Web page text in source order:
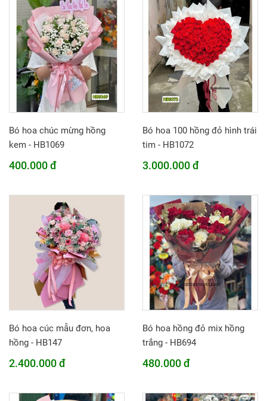
Bó hoa chúc mừng hồng
kem - HB1069
400.000 đ
Bó hoa 100 hồng đỏ hình trái
tim - HB1072
3.000.000 đ
Bó hoa cúc mẫu đơn, hoa
hồng - HB147
2.400.000 đ
Bó hoa hồng đỏ mix hồng
trắng - HB694
480.000 đ